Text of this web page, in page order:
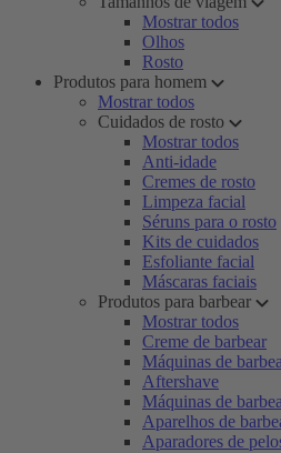
Mostrar todos
Olhos
Rosto
Produtos para homem
Mostrar todos
Cuidados de rosto
Mostrar todos
Anti-idade
Cremes de rosto
Limpeza facial
Séruns para o rosto
Kits de cuidados
Esfoliante facial
Máscaras faciais
Produtos para barbear
Mostrar todos
Creme de barbear
Máquinas de
Aftershave
Máquinas de
Aparelhos de
Aparadores de